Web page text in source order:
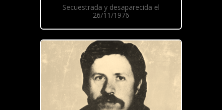
Secuestrada y desaparecida el
26/11/1976